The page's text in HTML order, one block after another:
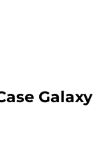
Galaxy